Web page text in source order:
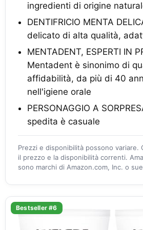
ingredienti di origine
DENTIFRICIO MENTA
delicato di alta qualità,
MENTADENT, ESPERTI IN
Mentadent è sinonimo di
affidabilità, da più di 40
nell'igiene orale
PERSONAGGIO A
spedita è casuale
Prezzi e disponibilità possono variare.
il prezzo e la disponibilità correnti.
sono marchi di Amazon.com, Inc. o
Bestseller #6